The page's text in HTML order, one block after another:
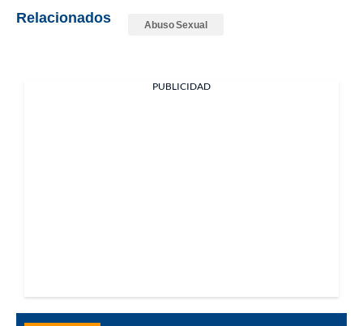
Relacionados Abuso Sexual
PUBLICIDAD